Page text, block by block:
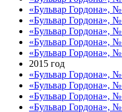
«Бульвар Гордона»,
«Бульвар Гордона»,
«Бульвар Гордона»,
«Бульвар Гордона»,
«Бульвар Гордона»,
2015 год
«Бульвар Гордона»,
«Бульвар Гордона»,
«Бульвар Гордона»,
«Бульвар Гордона»,